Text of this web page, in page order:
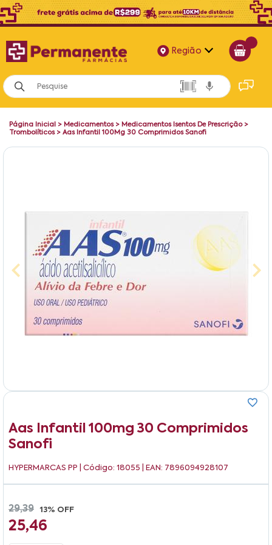
Região
Alagoas
Bahia
Paraíba
Página Inicial > Medicamentos> Medicamentos Isentos De Prescrição>
Trombolíticos> Aas Infantil 100Mg 30 Comprimidos Sanofi
Aas Infantil 100mg 30 Comprimidos
Sanofi
HYPERMARCAS PP | Código: 18055 | EAN: 7896094928107
29,39 13% OFF
25,46